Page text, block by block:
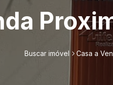
Buscar imóvel Casa a